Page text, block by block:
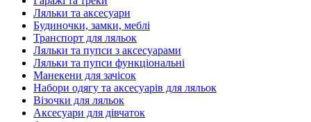
Ляльки та аксесуари
Будиночки, замки, меблі
Транспорт для ляльок
Ляльки та пупси з аксесуарами
Ляльки та пупси функціональні
Манекени для зачісок
Набори одягу та аксесуарів для ляльок
Візочки для ляльок
Аксесуари для дівчаток